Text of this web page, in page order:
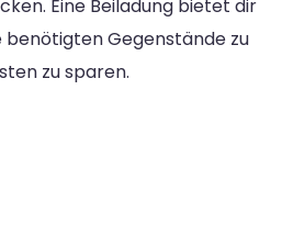
Eine Beiladung bietet dir
benötigten Gegenstände zu
zu sparen.